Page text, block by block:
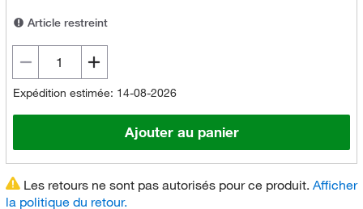
Article restreint
Expédition estimée: 14-08-2026
Ajouter au panier
Les retours ne sont pas autorisés pour ce produit. Afficher
la politique du retour.